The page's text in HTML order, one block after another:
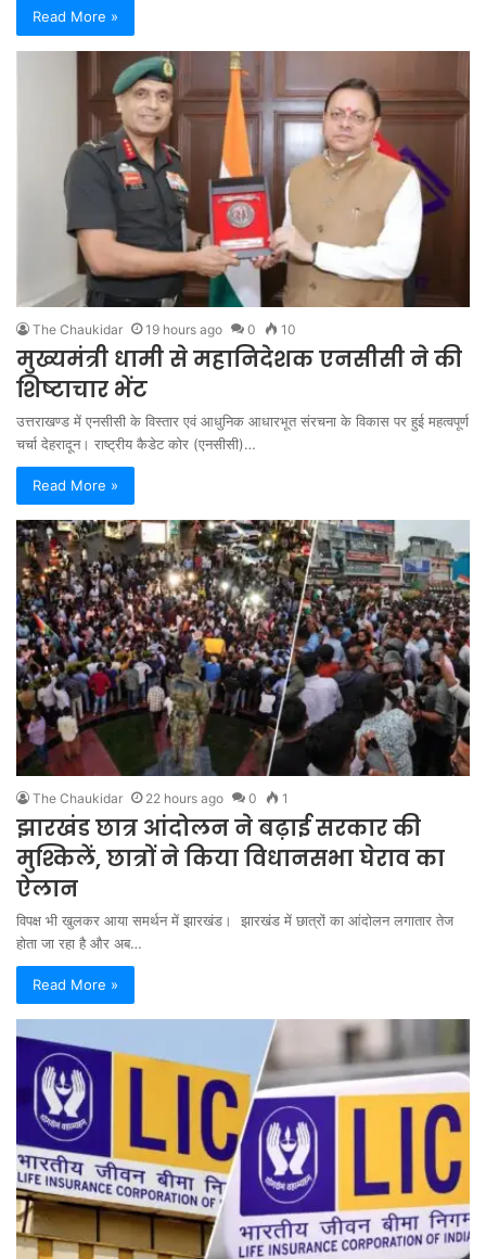
Read More »
The Chaukidar 19 hours ago 0 10
मुख्यमंत्री धामी से महानिदेशक एनसीसी ने की
शिष्टाचार भेंट
उत्तराखण्ड में एनसीसी के विस्तार एवं आधुनिक आधारभूत संरचना के विकास पर हुई महत्वपूर्ण
चर्चा देहरादून। राष्ट्रीय कैडेट कोर (एनसीसी)…
Read More »
The Chaukidar 22 hours ago 0 1
झारखंड छात्र आंदोलन ने बढ़ाई सरकार की
मुश्किलें, छात्रों ने किया विधानसभा घेराव का
ऐलान
विपक्ष भी खुलकर आया समर्थन में झारखंड। झारखंड में छात्रों का आंदोलन लगातार तेज
होता जा रहा है और अब…
Read More »